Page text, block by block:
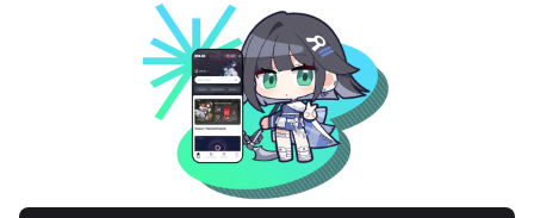
메이플스토리 종합통계MAPLE.GG
VALORANT.DAK.GG
배틀그라운드 전적검색PUBG.DAK.GG
이터널 리턴 전적검색ER.DAK.GG
GENSHIN.DAK.GG
DEADLOCK.DAK.GG
서비스 이용 약관 개인정보 취급방침 제휴 문의 고객센터 채용